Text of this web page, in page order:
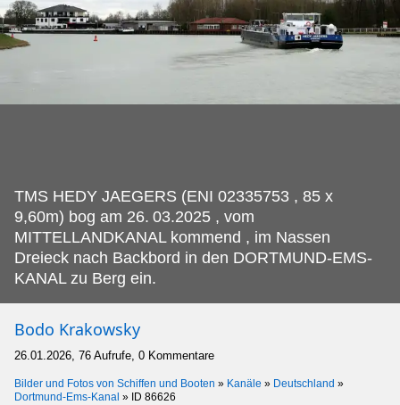
TMS HEDY JAEGERS (ENI 02335753 , 85 x
9,60m) bog am 26. 03.2025 , vom
MITTELLANDKANAL kommend , im Nassen
Dreieck nach Backbord in den DORTMUND-EMS-
KANAL zu Berg ein.
Bodo Krakowsky
26.01.2026, 76 Aufrufe, 0 Kommentare
Bilder und Fotos von Schiffen und Booten » Kanäle » Deutschland »
Dortmund-Ems-Kanal » ID 86626